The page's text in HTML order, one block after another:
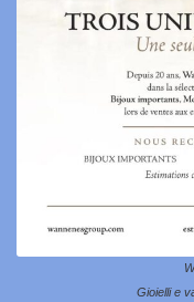
Gioielli e